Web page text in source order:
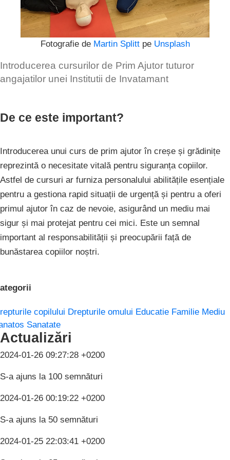
Fotografie de Martin Splittpe Unsplash
Introducerea cursurilor de Prim Ajutor tuturor
angajatilor unei Institutii de Invatamant
De ce este important?
Introducerea unui curs de prim ajutor în creșe și grădinițe
reprezintă o necesitate vitală pentru siguranța copiilor.
Astfel de cursuri ar furniza personalului abilitățile esențiale
pentru a gestiona rapid situații de urgență și pentru a oferi
primul ajutor în caz de nevoie, asigurând un mediu mai
sigur și mai protejat pentru cei mici. Este un semnal
important al responsabilității și preocupării față de
bunăstarea copiilor noștri.
copilului Drepturile omului Educatie Familie Mediu
Sanatate
Actualizări
2024-01-26 09:27:28 +0200
S-a ajuns la 100 semnături
2024-01-26 00:19:22 +0200
S-a ajuns la 50 semnături
2024-01-25 22:03:41 +0200